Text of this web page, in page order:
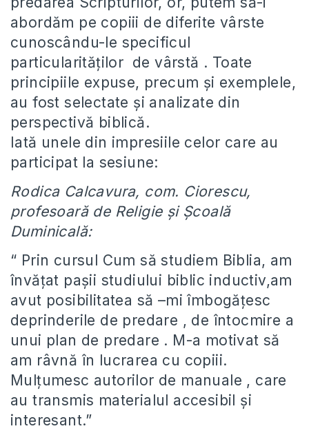
abordăm pe copiii de diferite vârste
cunoscându-le specificul
particularităților de vârstă . Toate
principiile expuse, precum și exemplele,
au fost selectate și analizate din
perspectivă biblică.
Iată unele din impresiile celor care au
participat la sesiune:
Rodica Calcavura, com. Ciorescu,
profesoară de Religie și Școală
Duminicală:
“ Prin cursul Cum să studiem Biblia, am
învățat pașii studiului biblic inductiv,am
avut posibilitatea să –mi îmbogățesc
deprinderile de predare , de întocmire a
unui plan de predare . M-a motivat să
am râvnă în lucrarea cu copiii.
Mulțumesc autorilor de manuale , care
au transmis materialul accesibil și
interesant.”